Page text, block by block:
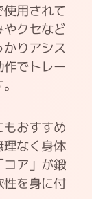
用されて
クセなど
りアシス
でトレー
おすすめ
なく身体
ア」が鍛
を身に付